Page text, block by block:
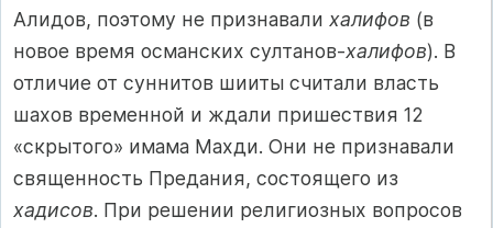
Алидов, поэтому не признавали халифов (в
новое время османских султанов-халифов). В
отличие от суннитов шииты считали власть
шахов временной и ждали пришествия 12
«скрытого» имама Махди. Они не признавали
священность Предания, состоящего из
хадисов. При решении религиозных вопросов